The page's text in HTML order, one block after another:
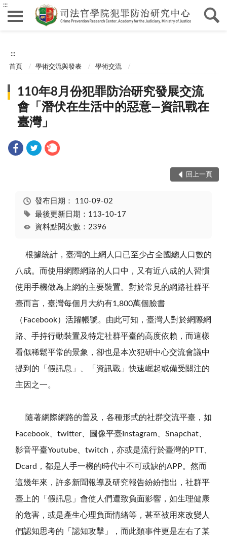
:::
:::
首頁 學術交流與發表 學術交流
110年8月份犯罪防治研究發展交流
會「潛伏在生活中的惡意—資訊戰在
臺灣」
回上一頁
發布日期： 110-09-02
最後更新日期：113-10-17
資料點閱次數：2396
根據統計，臺灣的上網人口已至少占全國總人口數的
八成。而使用網際網路的人口中，又有近八成的人習慣
使用手機做為上網的主要裝置。對於常見的網路社群平
臺而言，臺灣每個月大約有1,800萬個臉書
（Facebook）活躍帳號。由此可知，臺灣人對於網際網
路、手持行動裝置及特定社群平臺的高度依賴，而這樣
看似稀鬆平常的景象，卻也是本次犯研中心交流會議中
提到的「假訊息」、「資訊戰」快速崛起或備受關注的
主因之一。
隨著網際網路的普及，各種形式的社群交流平臺，如
Facebook、twitter、圖像平臺Instagram、Snapchat、
影音平臺Youtube、twitch，亦或是流行於臺灣的PTT、
Dcard，都是人手一機的時代中不可或缺的APP。然而
這幾年來，許多新聞報導及研究報告紛紛指出，社群平
臺上的「假訊息」會使人們遭致負面影響，如生理健康
的危害，或是產生心理負面情緒等，甚至被用來改變人
們認知思考的「認知攻擊」，而此類事件更是左右了某